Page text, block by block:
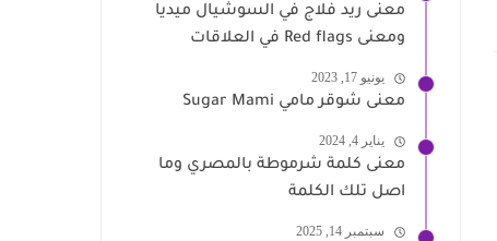
معنى ريد فلاج في السوشيال ميديا
ومعنى Red flags في العلاقات
يونيو 17, 2023
معنى شوقر مامي Sugar Mami
يناير 4, 2024
معنى كلمة شرموطة بالمصري وما
اصل تلك الكلمة
سبتمبر 14, 2025